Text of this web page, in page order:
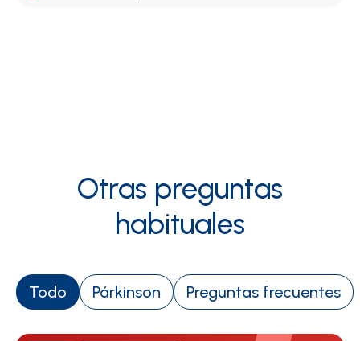
Otras preguntas
habituales
Todo Párkinson Preguntas frecuentes